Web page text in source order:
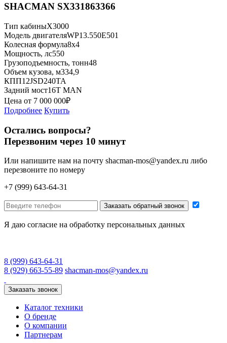
SHACMAN SX331863366
Тип кабиныX3000
Модель двигателяWP13.550E501
Колесная формула8x4
Мощность, лс550
Грузоподъемность, тонн48
Объем кузова, м334,9
КПП12JSD240TA
Задний мост16T MAN
Цена от 7 000 000₽
Подробнее Купить
Остались вопросы?
Перезвоним через 10 минут
Или напишите нам на почту shacman-mos@yandex.ru либо
перезвоните по номеру
+7 (999) 643-64-31
Заказать обратный звонок
Я даю согласие на обработку персональных данных
8 (999) 643-64-31
8 (929) 663-55-89 shacman-mos@yandex.ru
Заказать звонок
Каталог техники
О бренде
О компании
Партнерам